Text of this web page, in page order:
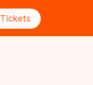
Tickets